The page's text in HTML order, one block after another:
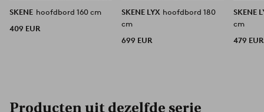
SKENE hoofdbord 160 cm
409 EUR
SKENE LYX hoofdbord 180
cm
699 EUR
SKENE
cm
479 EUR
Producten uit dezelfde serie